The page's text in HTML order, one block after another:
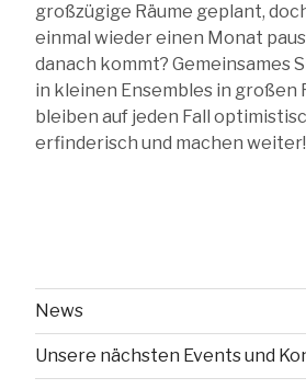
großzügige Räume geplant,
einmal wieder einen Monat
danach kommt? Gemeinsames
in kleinen Ensembles in großen
bleiben auf jeden Fall
erfinderisch und machen weiter!
News
Unsere nächsten Events und